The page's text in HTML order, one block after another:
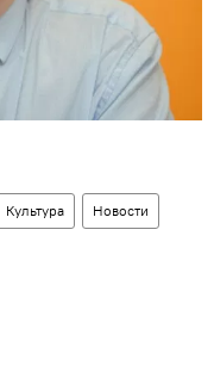
Культура Новости